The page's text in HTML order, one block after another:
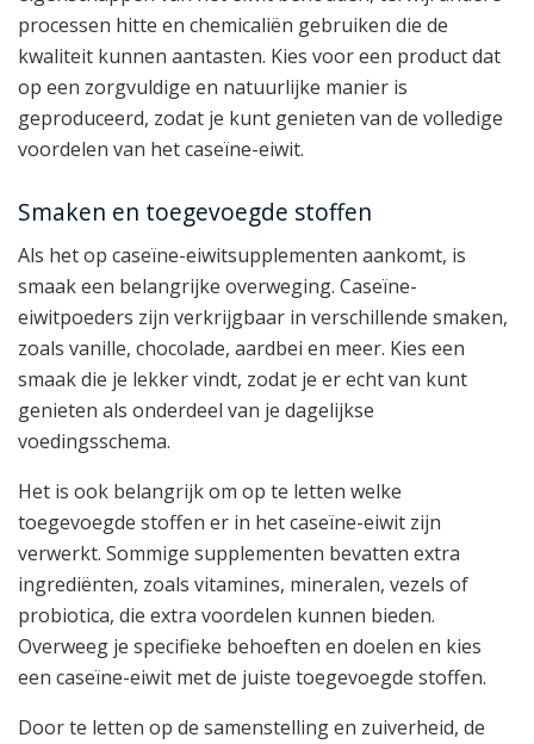
processen hitte en chemicaliën gebruiken die de
kwaliteit kunnen aantasten. Kies voor een product dat
op een zorgvuldige en natuurlijke manier is
geproduceerd, zodat je kunt genieten van de volledige
voordelen van het caseïne-eiwit.
Smaken en toegevoegde stoffen
Als het op caseïne-eiwitsupplementen aankomt, is
smaak een belangrijke overweging. Caseïne-
eiwitpoeders zijn verkrijgbaar in verschillende smaken,
zoals vanille, chocolade, aardbei en meer. Kies een
smaak die je lekker vindt, zodat je er echt van kunt
genieten als onderdeel van je dagelijkse
voedingsschema.
Het is ook belangrijk om op te letten welke
toegevoegde stoffen er in het caseïne-eiwit zijn
verwerkt. Sommige supplementen bevatten extra
ingrediënten, zoals vitamines, mineralen, vezels of
probiotica, die extra voordelen kunnen bieden.
Overweeg je specifieke behoeften en doelen en kies
een caseïne-eiwit met de juiste toegevoegde stoffen.
Door te letten op de samenstelling en zuiverheid, de